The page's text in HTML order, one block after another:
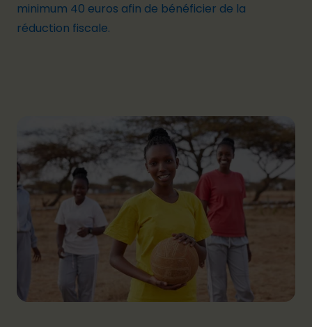
minimum 40 euros afin de bénéficier de la
réduction fiscale.